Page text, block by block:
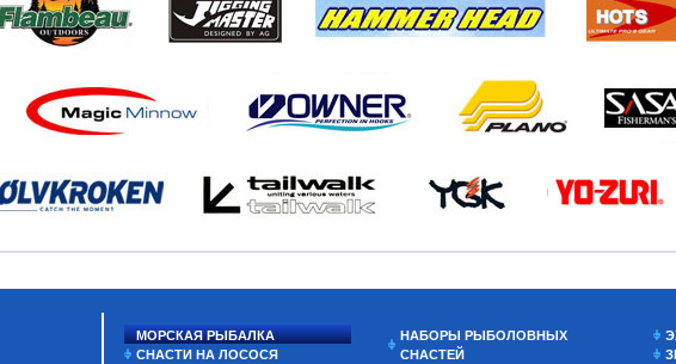
МОРСКАЯ РЫБАЛКА
СНАСТИ НА ЛОСОСЯ
НАБОРЫ РЫБОЛОВНЫХ
СНАСТЕЙ